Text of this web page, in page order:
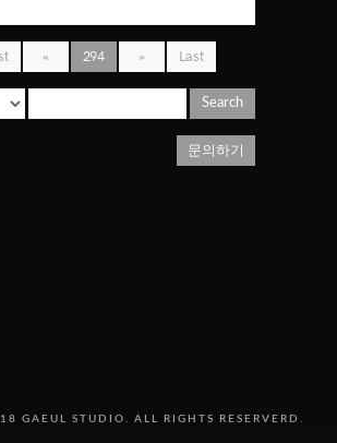
« 294 » Last
Search
문의하기
GAEUL STUDIO. ALL RIGHTS RESERVERD.